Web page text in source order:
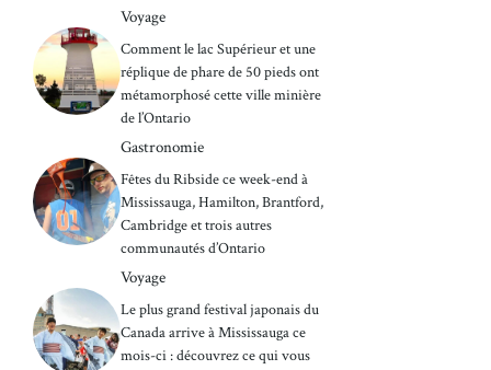
Voyage
Comment le lac Supérieur et une
réplique de phare de 50 pieds ont
métamorphosé cette ville minière
de l’Ontario
Gastronomie
Fêtes du Ribside ce week-end à
Mississauga, Hamilton, Brantford,
Cambridge et trois autres
communautés d’Ontario
Voyage
Le plus grand festival japonais du
Canada arrive à Mississauga ce
mois-ci : découvrez ce qui vous